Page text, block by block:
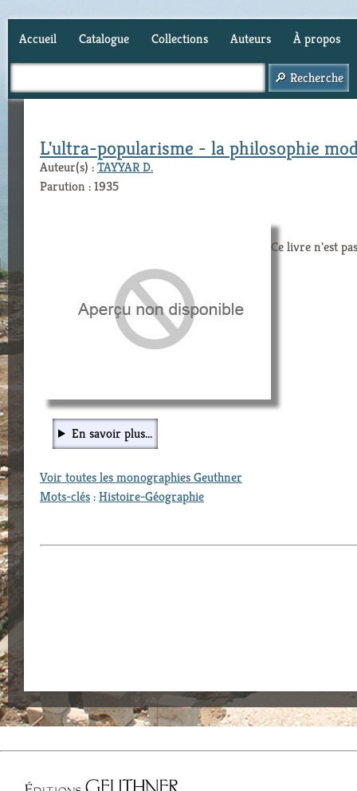
Accueil Catalogue Collections Auteurs À propos
L'ultra-popularisme - la philosophie
Auteur(s) :TAYYAR D.
Parution : 1935
Ce livre n'est
En savoir plus...
Voir toutes les monographies Geuthner
Mots-clés:Histoire-Géographie